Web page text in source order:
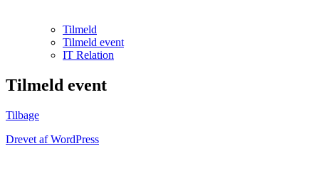
Tilmeld
Tilmeld event
IT Relation
Tilmeld event
Tilbage
Drevet af WordPress